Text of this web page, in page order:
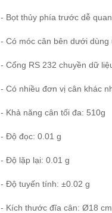
- Bọt thủy phía trước dễ
- Có móc cân bên dưới dùng
- Cổng RS 232 chuyền dữ
- Có nhiều đơn vị cân khác
- Khả năng cân tối đa: 510g
- Độ đọc: 0.01 g
- Độ lặp lại: 0.01 g
- Độ tuyến tính: ±0.02 g
- Kích thước đĩa cân: Ø18